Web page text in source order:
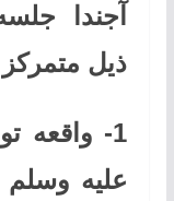
آجندا
ذیل متمرکز
1-
واقعه